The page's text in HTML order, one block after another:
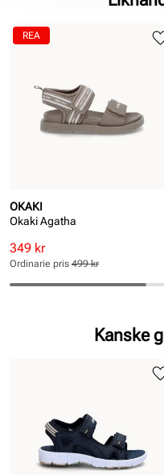
OKAKI
Okaki Agatha
Rabatterat
pris
Pris
349 kr
Ordinarie
pris
Pris
Ordinarie pris 499 kr
REA
Kanske